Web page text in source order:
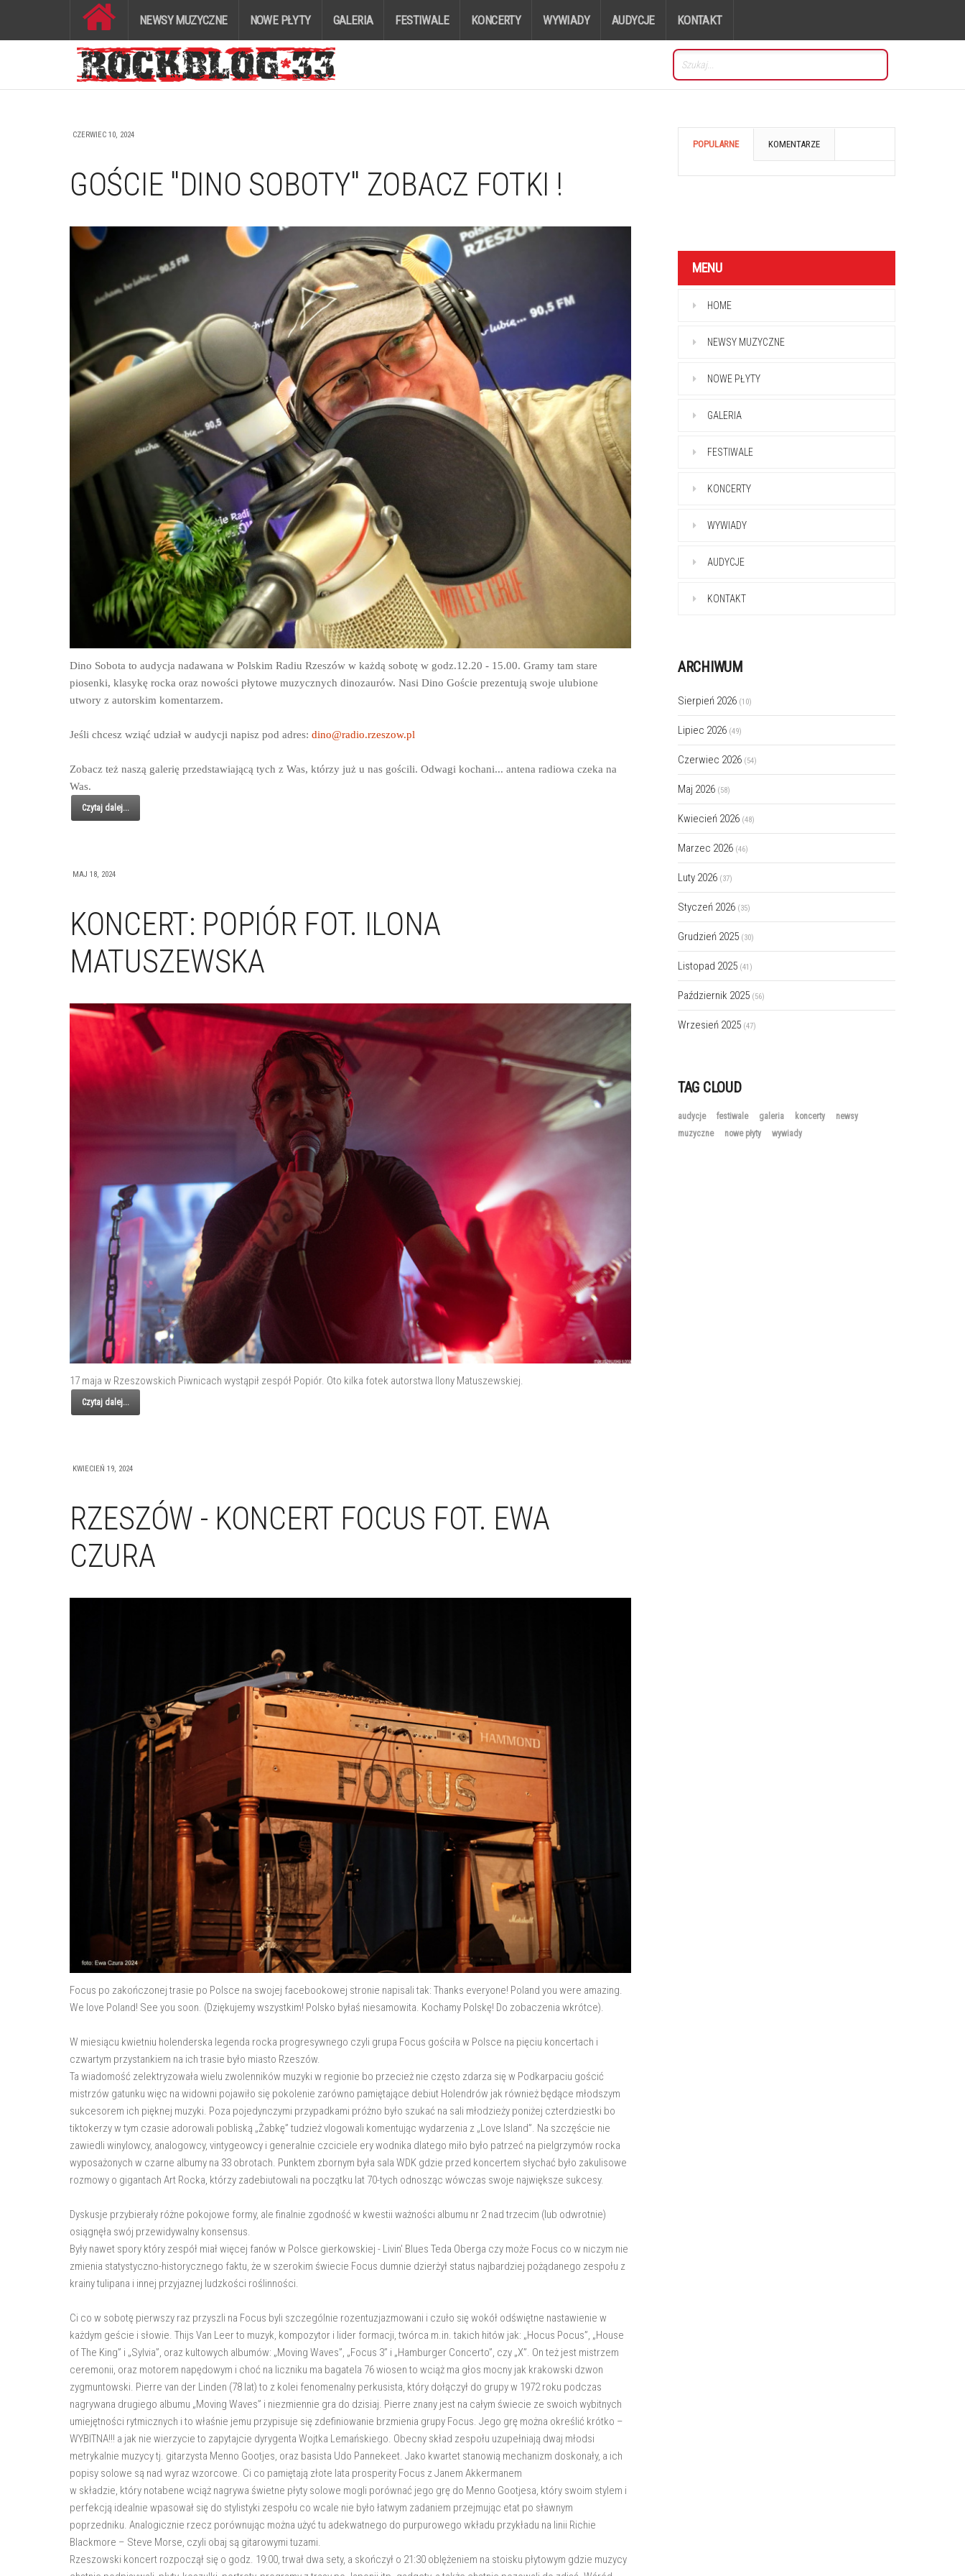
NEWSY MUZYCZNE NOWE PŁYTY GALERIA FESTIWALE KONCERTY WYWIADY AUDYCJE KONTAKT
CZERWIEC 10, 2024
GOŚCIE "DINO SOBOTY" ZOBACZ FOTKI !
Dino Sobota to audycja nadawana w Polskim Radiu Rzeszów w każdą sobotę w godz.12.20 - 15.00. Gramy tam stare
piosenki, klasykę rocka oraz nowości płytowe muzycznych dinozaurów. Nasi Dino Goście prezentują swoje ulubione
utwory z autorskim komentarzem.
Jeśli chcesz wziąć udział w audycji napisz pod adres: dino@radio.rzeszow.pl
Zobacz też naszą galerię przedstawiającą tych z Was, którzy już u nas gościli. Odwagi kochani... antena radiowa czeka na
Was.
Czytaj dalej...
MAJ 18, 2024
KONCERT: POPIÓR FOT. ILONA
MATUSZEWSKA
17 maja w Rzeszowskich Piwnicach wystąpił zespół Popiór. Oto kilka fotek autorstwa Ilony Matuszewskiej.
Czytaj dalej...
KWIECIEŃ 19, 2024
RZESZÓW - KONCERT FOCUS FOT. EWA
CZURA
Focus po zakończonej trasie po Polsce na swojej facebookowej stronie napisali tak: Thanks everyone! Poland you were amazing.
We love Poland! See you soon. (Dziękujemy wszystkim! Polsko byłaś niesamowita. Kochamy Polskę! Do zobaczenia wkrótce).
W miesiącu kwietniu holenderska legenda rocka progresywnego czyli grupa Focus gościła w Polsce na pięciu koncertach i
czwartym przystankiem na ich trasie było miasto Rzeszów.
Ta wiadomość zelektryzowała wielu zwolenników muzyki w regionie bo przecież nie często zdarza się w Podkarpaciu gościć
mistrzów gatunku więc na widowni pojawiło się pokolenie zarówno pamiętające debiut Holendrów jak również będące młodszym
sukcesorem ich pięknej muzyki. Poza pojedynczymi przypadkami próżno było szukać na sali młodzieży poniżej czterdziestki bo
tiktokerzy w tym czasie adorowali pobliską „Żabkę” tudzież vlogowali komentując wydarzenia z „Love lsland”. Na szczęście nie
zawiedli winylowcy, analogowcy, vintygeowcy i generalnie czciciele ery wodnika dlatego miło było patrzeć na pielgrzymów rocka
wyposażonych w czarne albumy na 33 obrotach. Punktem zbornym była sala WDK gdzie przed koncertem słychać było zakulisowe
rozmowy o gigantach Art Rocka, którzy zadebiutowali na początku lat 70-tych odnosząc wówczas swoje największe sukcesy.
Dyskusje przybierały różne pokojowe formy, ale finalnie zgodność w kwestii ważności albumu nr 2 nad trzecim (lub odwrotnie)
osiągnęła swój przewidywalny konsensus.
Były nawet spory który zespół miał więcej fanów w Polsce gierkowskiej - Livin' Blues Teda Oberga czy może Focus co w niczym nie
zmienia statystyczno-historycznego faktu, że w szerokim świecie Focus dumnie dzierżył status najbardziej pożądanego zespołu z
krainy tulipana i innej przyjaznej ludzkości roślinności.
Ci co w sobotę pierwszy raz przyszli na Focus byli szczególnie rozentuzjazmowani i czuło się wokół odświętne nastawienie w
każdym geście i słowie. Thijs Van Leer to muzyk, kompozytor i lider formacji, twórca m.in. takich hitów jak: „Hocus Pocus”, „House
of The King” i „Sylvia”, oraz kultowych albumów: „Moving Waves”, „Focus 3” i „Hamburger Concerto”, czy „X”. On też jest mistrzem
ceremonii, oraz motorem napędowym i choć na liczniku ma bagatela 76 wiosen to wciąż ma głos mocny jak krakowski dzwon
zygmuntowski. Pierre van der Linden (78 lat) to z kolei fenomenalny perkusista, który dołączył do grupy w 1972 roku podczas
nagrywana drugiego albumu „Moving Waves” i niezmiennie gra do dzisiaj. Pierre znany jest na całym świecie ze swoich wybitnych
umiejętności rytmicznych i to właśnie jemu przypisuje się zdefiniowanie brzmienia grupy Focus. Jego grę można określić krótko –
WYBITNA!!! a jak nie wierzycie to zapytajcie dyrygenta Wojtka Lemańskiego. Obecny skład zespołu uzupełniają dwaj młodsi
metrykalnie muzycy tj. gitarzysta Menno Gootjes, oraz basista Udo Pannekeet. Jako kwartet stanowią mechanizm doskonały, a ich
popisy solowe są nad wyraz wzorcowe. Ci co pamiętają złote lata prosperity Focus z Janem Akkermanem
w składzie, który notabene wciąż nagrywa świetne płyty solowe mogli porównać jego grę do Menno Gootjesa, który swoim stylem i
perfekcją idealnie wpasował się do stylistyki zespołu co wcale nie było łatwym zadaniem przejmując etat po sławnym
poprzedniku. Analogicznie rzecz porównując można użyć tu adekwatnego do purpurowego wkładu przykładu na linii Richie
Blackmore – Steve Morse, czyli obaj są gitarowymi tuzami.
Rzeszowski koncert rozpoczął się o godz. 19:00, trwał dwa sety, a skończył o 21:30 oblężeniem na stoisku płytowym gdzie muzycy
POPULARNE KOMENTARZE
MENU
HOME
NEWSY MUZYCZNE
NOWE PŁYTY
GALERIA
FESTIWALE
KONCERTY
WYWIADY
AUDYCJE
KONTAKT
ARCHIWUM
Sierpień 2026 (10)
Lipiec 2026 (49)
Czerwiec 2026 (54)
Maj 2026 (58)
Kwiecień 2026 (48)
Marzec 2026 (46)
Luty 2026 (37)
Styczeń 2026 (35)
Grudzień 2025 (30)
Listopad 2025 (41)
Październik 2025 (56)
Wrzesień 2025 (47)
TAG CLOUD
audycje festiwale galeria koncerty
newsy
muzyczne
nowe płyty wywiady